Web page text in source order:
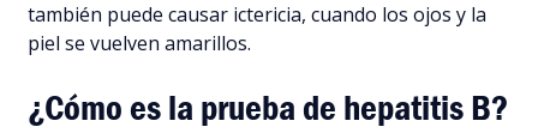
también puede causar ictericia, cuando los ojos y la
piel se vuelven amarillos.
¿Cómo es la prueba de hepatitis B?